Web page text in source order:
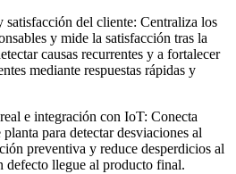
satisfacción del cliente: Centraliza los
y mide la satisfacción tras la
causas recurrentes y a fortalecer
mediante respuestas rápidas y
e integración con IoT: Conecta
para detectar desviaciones al
preventiva y reduce desperdicios al
defecto llegue al producto final.